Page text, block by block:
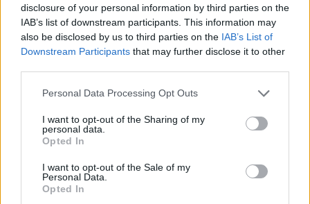
disclosure of your personal information by third parties on the
IAB’s list of downstream participants. This information may
also be disclosed by us to third parties on the IAB’s List of
Downstream Participants that may further disclose it to other
Please note that this website/app uses one or more Google
not limited to your visit or usage behaviour. You may click to
grant or deny consent to Google and its third-party tags to
use your data for below specified purposes in below Google
consent section.
Personal Data Processing Opt Outs
I want to opt-out of the Sharing of my
personal data.
Opted In
I want to opt-out of the Sale of my
Personal Data.
Opted In
Luxusnak
lehet egy esküvőszervező megbízása
Az esküvő, mint próbatétel